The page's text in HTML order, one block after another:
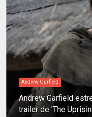
Andrew Garfield
Andrew Garfield
trailer de 'The